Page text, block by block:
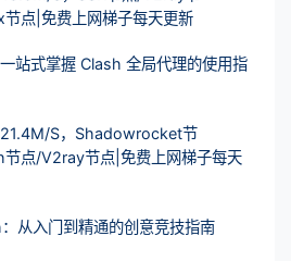
点|免费上网梯子每天更新
站式掌握 Clash 全局代理的使用指
S，Shadowrocket节
点/V2ray节点|免费上网梯子每天
从入门到精通的创意竞技指南